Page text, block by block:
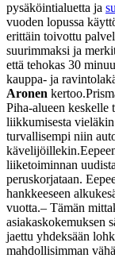
pysäköintialuetta ja
vuoden lopussa
erittäin toivottu
suurimmaksi ja
että tehokas 30
kauppa- ja
Aronen kertoo.
Piha-alueen keskelle
liikkumisesta vieläkin
turvallisempi niin
kävelijöillekin.
liiketoiminnan
peruskorjataan.
hankkeeseen
vuotta.– Tämän
asiakaskokemuksen
jaettu yhdeksään
mahdollisimman